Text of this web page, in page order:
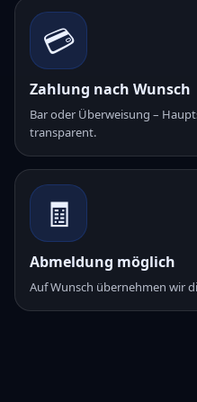
💳
Zahlung nach Wunsch
Bar oder Überweisung –
transparent.
🧾
Abmeldung möglich
Auf Wunsch übernehmen wir